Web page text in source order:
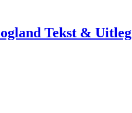
Tekst & Uitleg